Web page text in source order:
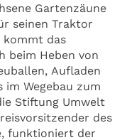
Gartenzäune
seinen Traktor
kommt das
beim Heben von
Aufladen
im Wegebau zum
Stiftung Umwelt
des
funktioniert der